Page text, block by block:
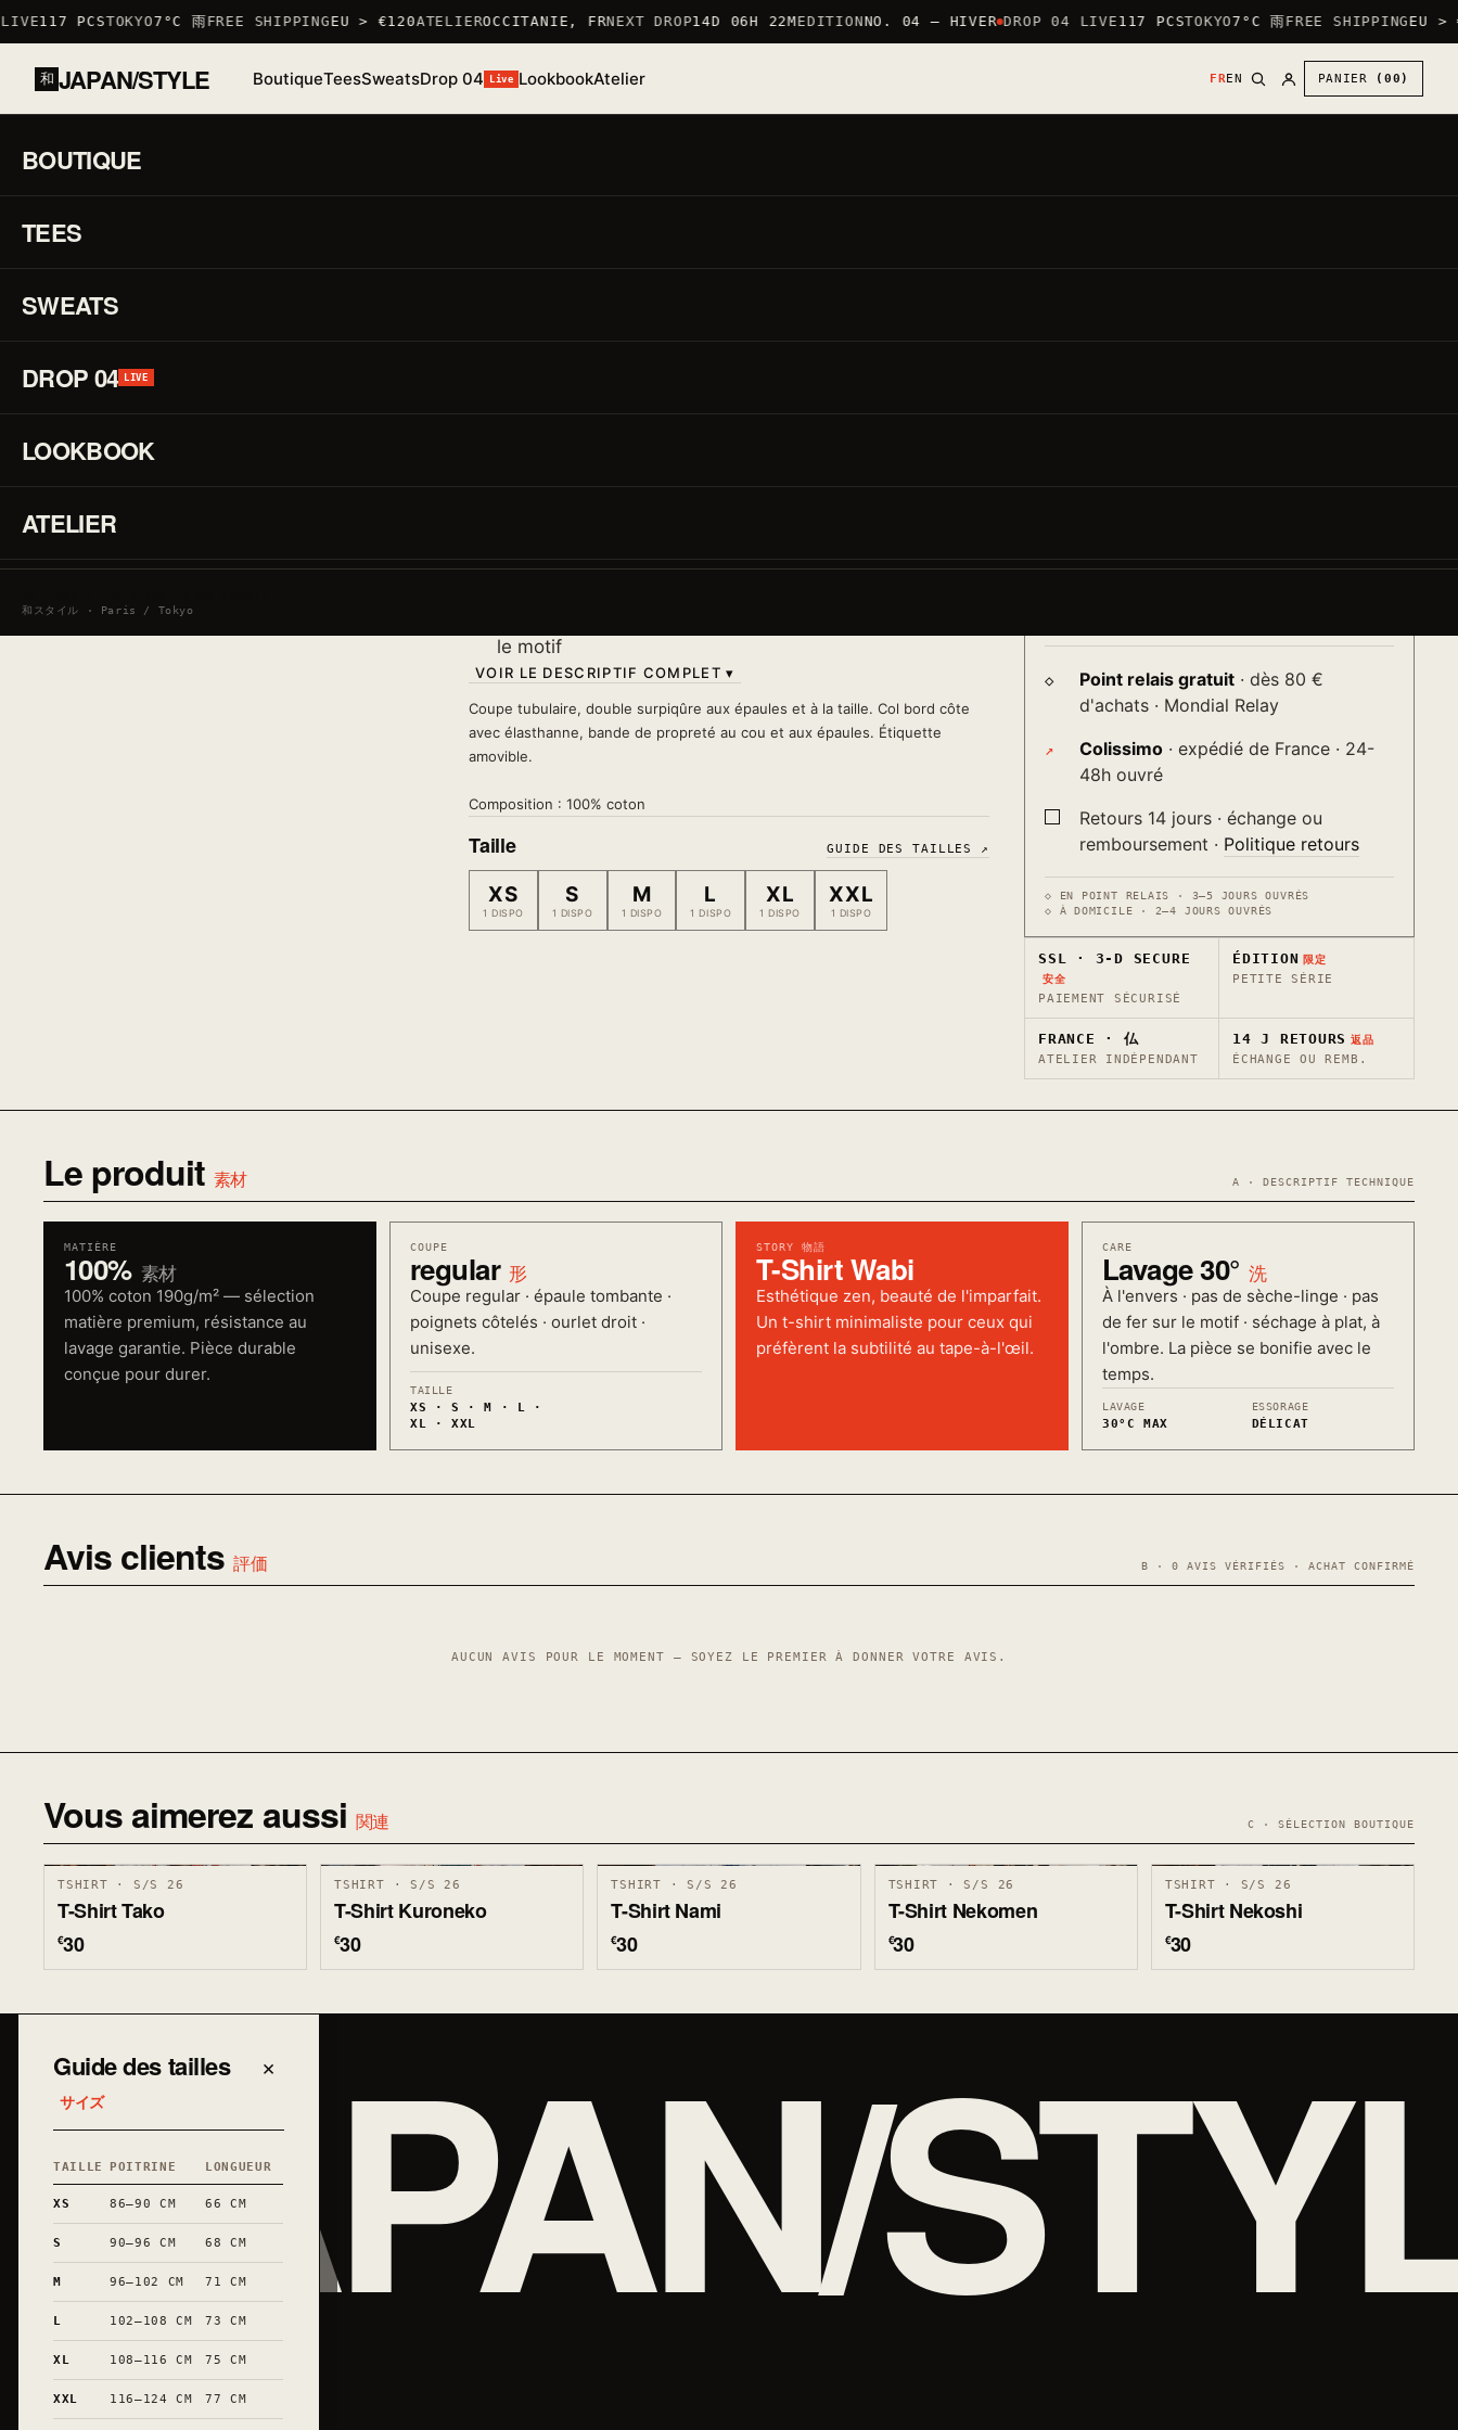
117 PCSTOKYO7°C 雨FREE SHIPPINGEU > €120ATELIEROCCITANIE, FRNEXT DROP14D 06H 22MEDITIONNO. 04 — HIVER DROP 04 LIVE117 PCSTOKYO7°C 雨FREE SHIPPINGEU >
和 JAPAN/STYLE BoutiqueTeesSweatsDrop 04 Live LookbookAtelier FREN PANIER (00)
BOUTIQUE
TEES
SWEATS
DROP 04 LIVE
LOOKBOOK
ATELIER
和スタイル · Paris / Tokyo
01 / 03
RÉF. TSHIRT_WABI · 100% COTON 190G/M² · MARQUÉ EN
100% COTON 190G/M² ÉDITION LIMITÉE
Matière · 100% coton 190g/m²— production soignée,
Coupe · regular— unisexe, épaule tombante
le motif
VOIR LE DESCRIPTIF COMPLET ▾
Coupe tubulaire, double surpiqûre aux épaules et à la taille. Col bord côte
avec élasthanne, bande de propreté au cou et aux épaules. Étiquette
amovible.
Composition : 100% coton
Taille GUIDE DES TAILLES ↗
XS
1 DISPO
S
1 DISPO
M
1 DISPO
L
1 DISPO
XL
1 DISPO
XXL
1 DISPO
30 ,00
PRIX DIRECT
PAR DÉFAUT : LOGO CŒUR (POITRINE) +
AJOUTER AU PANIER
♡
Point relais gratuit · dès 80 €
d'achats · Mondial Relay
Colissimo · expédié de France · 24-
48h ouvré
Retours 14 jours · échange ou
remboursement · Politique retours
◇ EN POINT RELAIS · 3–5 JOURS OUVRÉS
◇ À DOMICILE · 2–4 JOURS OUVRÉS
SSL · 3-D SECURE
安全
PAIEMENT SÉCURISÉ
ÉDITION 限定
PETITE SÉRIE
FRANCE · 仏
ATELIER INDÉPENDANT
14 J RETOURS 返品
ÉCHANGE OU REMB.
Le produit 素材 A · DESCRIPTIF TECHNIQUE
MATIÈRE
100% 素材
100% coton 190g/m² — sélection
matière premium, résistance au
lavage garantie. Pièce durable
conçue pour durer.
COUPE
regular 形
Coupe regular · épaule tombante ·
poignets côtelés · ourlet droit ·
unisexe.
TAILLE
XS · S · M · L ·
XL · XXL
STORY 物語
T-Shirt Wabi
Esthétique zen, beauté de l'imparfait.
Un t-shirt minimaliste pour ceux qui
préfèrent la subtilité au tape-à-l'œil.
CARE
Lavage 30° 洗
À l'envers · pas de sèche-linge · pas
de fer sur le motif · séchage à plat, à
l'ombre. La pièce se bonifie avec le
temps.
LAVAGE
30°C MAX
ESSORAGE
DÉLICAT
Avis clients 評価 B · 0 AVIS VÉRIFIÉS · ACHAT CONFIRMÉ
AUCUN AVIS POUR LE MOMENT — SOYEZ LE PREMIER À DONNER VOTRE AVIS.
Vous aimerez aussi 関連 C · SÉLECTION BOUTIQUE
TSHIRT · S/S 26
T-Shirt Tako
€30
TSHIRT · S/S 26
T-Shirt Kuroneko
€30
TSHIRT · S/S 26
T-Shirt Nami
€30
TSHIRT · S/S 26
T-Shirt Nekomen
€30
TSHIRT · S/S 26
T-Shirt Nekoshi
€30
Guide des tailles
サイズ
×
TAILLE POITRINE LONGUEUR
XS 86–90 CM 66 CM
S 90–96 CM 68 CM
M 96–102 CM 71 CM
L 102–108 CM 73 CM
XL 108–116 CM 75 CM
XXL 116–124 CM 77 CM
JAPAN/